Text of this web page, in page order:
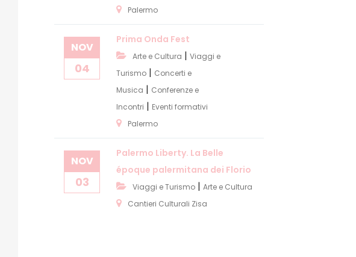
Palermo
NOV
04
Prima Onda Fest
Arte e Cultura | Viaggi e
Turismo | Concerti e
Musica | Conferenze e
Incontri | Eventi formativi
Palermo
NOV
03
Palermo Liberty. La Belle
époque palermitana dei Florio
Viaggi e Turismo | Arte e Cultura
Cantieri Culturali Zisa